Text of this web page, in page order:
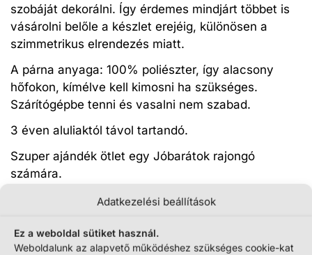
Adatkezelési beállítások
Ez a weboldal sütiket használ.
Weboldalunk az alapvető működéshez szükséges cookie-kat
szobáját dekorálni. Így érdemes mindjárt többet is
vásárolni belőle a készlet erejéig, különösen a
szimmetrikus elrendezés miatt.
A párna anyaga: 100% poliészter, így alacsony
hőfokon, kímélve kell kimosni ha szükséges.
Szárítógépbe tenni és vasalni nem szabad.
3 éven aluliaktól távol tartandó.
Szuper ajándék ötlet egy Jóbarátok rajongó
számára.
JELENLEG NEM RENDELHETŐ :(